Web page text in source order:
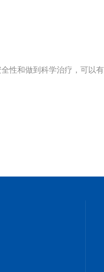
性和做到科学治疗，可以